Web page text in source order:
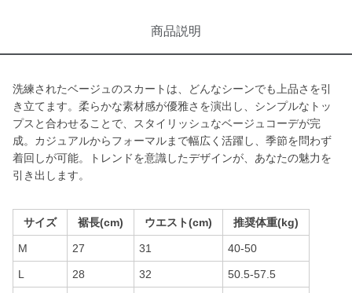
商品説明
洗練されたベージュのスカートは、どんなシーンでも上品さを引
き立てます。柔らかな素材感が優雅さを演出し、シンプルなトッ
プスと合わせることで、スタイリッシュなベージュコーデが完
成。カジュアルからフォーマルまで幅広く活躍し、季節を問わず
着回しが可能。トレンドを意識したデザインが、あなたの魅力を
引き出します。
サイズ 裾長(cm) ウエスト(cm) 推奨体重(kg)
M 27 31 40-50
L 28 32 50.5-57.5